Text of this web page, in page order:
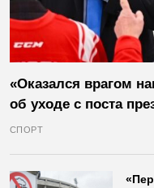
«Оказался врагом
об уходе с поста
СПОРТ